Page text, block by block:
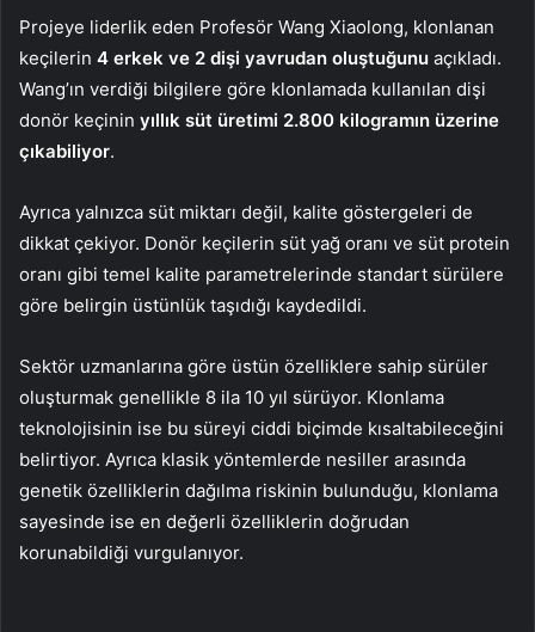
Projeye liderlik eden Profesör Wang Xiaolong, klonlanan
keçilerin 4 erkek ve 2 dişi yavrudan oluştuğunu açıkladı.
Wang’ın verdiği bilgilere göre klonlamada kullanılan dişi
donör keçinin yıllık süt üretimi 2.800 kilogramın üzerine
çıkabiliyor.
Ayrıca yalnızca süt miktarı değil, kalite göstergeleri de
dikkat çekiyor. Donör keçilerin süt yağ oranı ve süt protein
oranı gibi temel kalite parametrelerinde standart sürülere
göre belirgin üstünlük taşıdığı kaydedildi.
Sektör uzmanlarına göre üstün özelliklere sahip sürüler
oluşturmak genellikle 8 ila 10 yıl sürüyor. Klonlama
teknolojisinin ise bu süreyi ciddi biçimde kısaltabileceğini
belirtiyor. Ayrıca klasik yöntemlerde nesiller arasında
genetik özelliklerin dağılma riskinin bulunduğu, klonlama
sayesinde ise en değerli özelliklerin doğrudan
korunabildiği vurgulanıyor.